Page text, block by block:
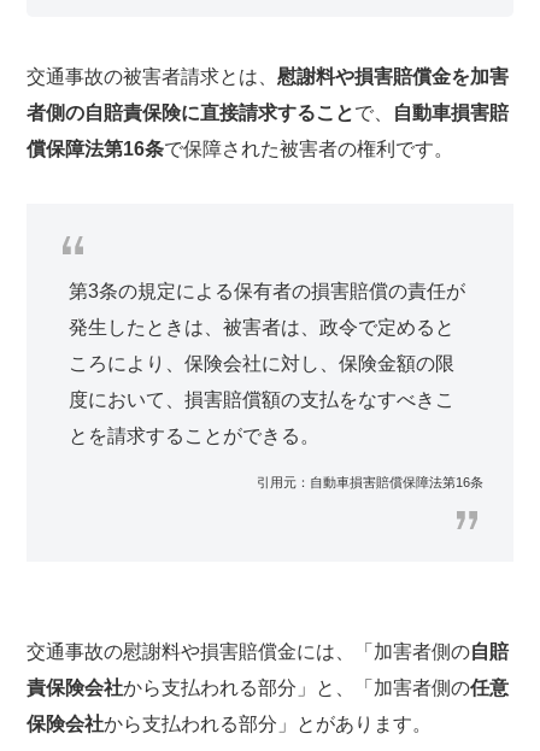
交通事故の被害者請求とは、慰謝料や損害賠償金を加害
者側の自賠責保険に直接請求することで、 自動車損害賠
償保障法第16条で保障された被害者の権利です。
第3条の規定による保有者の損害賠償の責任が
発生したときは、被害者は、政令で定めると
ころにより、保険会社に対し、保険金額の限
度において、損害賠償額の支払をなすべきこ
とを請求することができる。
自動車損害賠償保障法第16条
交通事故の慰謝料や損害賠償金には、「加害者側の自賠
責保険会社から支払われる部分」と、「加害者側の任意
保険会社から支払われる部分」とがあります。